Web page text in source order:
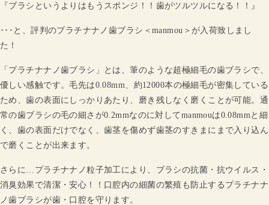
『ブラシというよりはもうスポンジ！！歯がツルツルになる！！』
･･･と、評判のプラチナナノ歯ブラシ＜manmou＞が入荷致しまし
た！
「プラチナナノ歯ブラシ」とは、筆のような超極細毛の歯ブラシで、
優しい感触です。毛先は0.08mm、約12000本の極細毛が密集している
ため、歯の表面にしっかりあたり、磨き残しなく磨くことが可能。通
常の歯ブラシの毛の細さが0.2mmなのに対してmanmouは0.08mmと細
く、歯の表面だけでなく、歯茎を傷めず歯茎のすきまにまで入り込ん
で磨くことが出来ます。
さらに…プラチナナノ粒子加工により、ブラシの抗菌・抗ウイルス・
消臭効果で清潔・安心！！口腔内の細菌の繁殖も防止するプラチナナ
ノ歯ブラシが歯・口腔を守ります。